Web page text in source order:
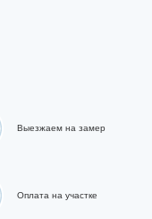
Выезжаем на замер
Оплата на участке